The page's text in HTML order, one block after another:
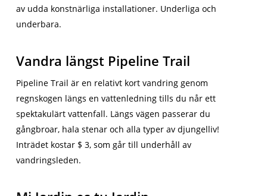
av udda konstnärliga installationer. Underliga och
underbara.
Vandra längst Pipeline Trail
Pipeline Trail är en relativt kort vandring genom
regnskogen längs en vattenledning tills du når ett
spektakulärt vattenfall. Längs vägen passerar du
gångbroar, hala stenar och alla typer av djungelliv!
Inträdet kostar $ 3, som går till underhåll av
vandringsleden.